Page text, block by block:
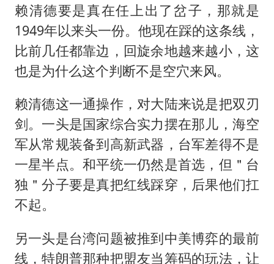
赖清德要是真在任上出了岔子，那就是
1949年以来头一份。他现在踩的这条线，
比前几任都靠边，回旋余地越来越小，这
也是为什么这个判断不是空穴来风。
赖清德这一通操作，对大陆来说是把双刃
剑。一头是国家综合实力摆在那儿，海空
军从常规装备到高新武器，台军差得不是
一星半点。和平统一仍然是首选，但＂台
独＂分子要是真把红线踩穿，后果他们扛
不起。
另一头是台湾问题被推到中美博弈的最前
线，特朗普那种把盟友当筹码的玩法，让